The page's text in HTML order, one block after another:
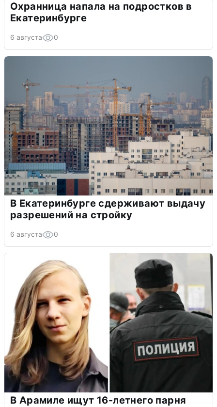
Охранница напала на подростков в
Екатеринбурге
6 августа 0
В Екатеринбурге сдерживают выдачу
разрешений на стройку
6 августа 0
В Арамиле ищут 16-летнего парня